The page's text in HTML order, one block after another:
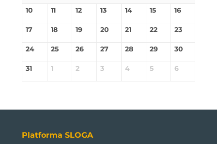
10 11 12 13 14 15 16
17 18 19 20 21 22 23
24 25 26 27 28 29 30
31 1 2 3 4 5 6
Platforma SLOGA